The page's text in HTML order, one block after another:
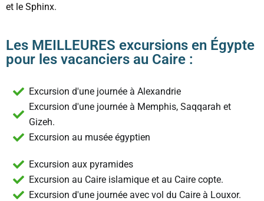
et le Sphinx.
Les MEILLEURES excursions en Égypte
pour les vacanciers au Caire :
Excursion d'une journée à Alexandrie
Excursion d'une journée à Memphis, Saqqarah et
Gizeh.
Excursion au musée égyptien
Excursion aux pyramides
Excursion au Caire islamique et au Caire copte.
Excursion d'une journée avec vol du Caire à Louxor.